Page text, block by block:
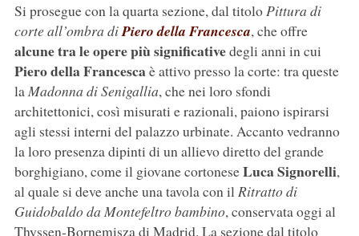
Si prosegue con la quarta sezione, dal titoloPittura di
corte all’ombra diPiero della Francesca, che offre
alcune tra le opere più significativedegli anni in cui
Piero della Francescaè attivo presso la corte: tra queste
laMadonna di Senigallia, che nei loro sfondi
architettonici, così misurati e razionali, paiono ispirarsi
agli stessi interni del palazzo urbinate. Accanto vedranno
la loro presenza dipinti di un allievo diretto del grande
borghigiano, come il giovane cortoneseLuca Signorelli,
al quale si deve anche una tavola con ilRitratto di
Guidobaldo da Montefeltro bambino, conservata oggi al
Thyssen-Bornemisza di Madrid. La sezione dal titolo